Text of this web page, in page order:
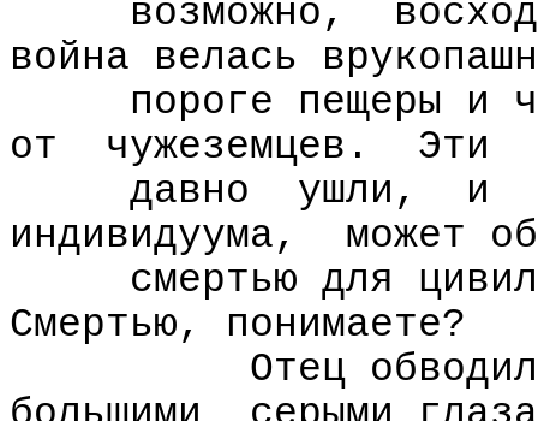
возможно,
война велась
пороге пещеры и
от
чужеземцев.
Эти
давно
ушли,
и
индивидуума,
может
смертью для
Смертью, понимаете?
Отец обводил